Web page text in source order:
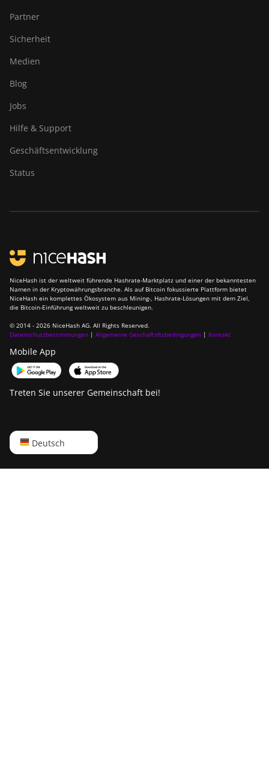
Partner
Sicherheit
Medien
Blog
Jobs
Hilfe & Support
Geschäftsentwicklung
Status
NiceHash ist der weltweit führende Hashrate-Marktplatz und einer der bekanntesten
Namen in der Kryptowährungsbranche. Als auf Bitcoin fokussierte Plattform bietet
NiceHash ein komplettes Ökosystem aus Mining-, Hashrate-Lösungen mit dem Ziel,
die Bitcoin-Einführung weltweit zu beschleunigen.
© 2014 - 2026 NiceHash AG. All Rights Reserved.
Datenschutzbestimmungen | Allgemeine Geschäftsftsbedingungen | Kontakt
Mobile App
Treten Sie unserer Gemeinschaft bei!
Deutsch
English